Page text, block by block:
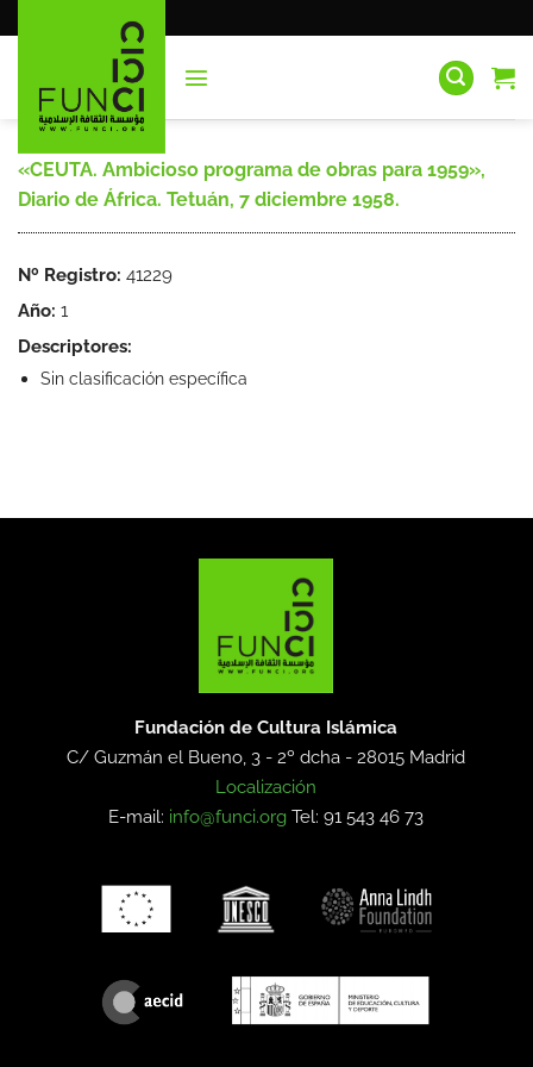
al
«CEUTA. Ambicioso programa de obras para 1959»,
Diario de África. Tetuán, 7 diciembre 1958.
Nº Registro: 41229
Año: 1
Descriptores:
Sin clasificación específica
Fundación de Cultura Islámica
C/ Guzmán el Bueno, 3 - 2º dcha -28015 Madrid
Localización
E-mail: info@funci.org Tel: 91 543 46 73